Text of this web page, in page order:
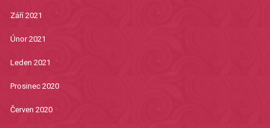
Září 2021
Únor 2021
Leden 2021
Prosinec 2020
Červen 2020